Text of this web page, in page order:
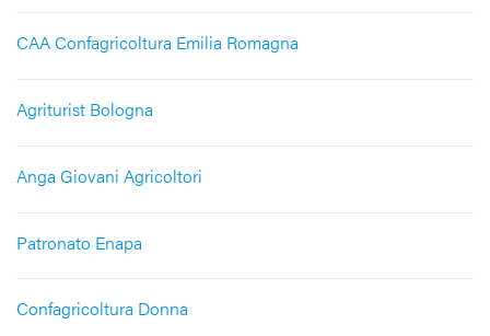
CAA Confagricoltura Emilia Romagna
Agriturist Bologna
Anga Giovani Agricoltori
Patronato Enapa
Confagricoltura Donna